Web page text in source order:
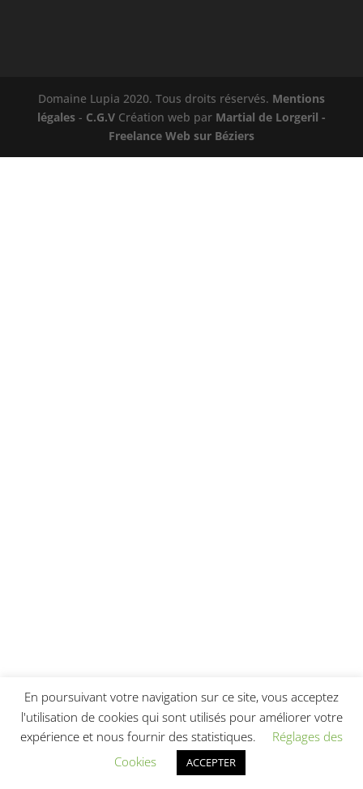
Domaine Lupia 2020. Tous droits réservés. Mentions
légales- C.G.VCréation web par Martial de Lorgeril -
Freelance Web sur Béziers
En poursuivant votre navigation sur ce site, vous acceptez
l'utilisation de cookies qui sont utilisés pour améliorer votre
expérience et nous fournir des statistiques.
Réglages des
Cookies
ACCEPTER